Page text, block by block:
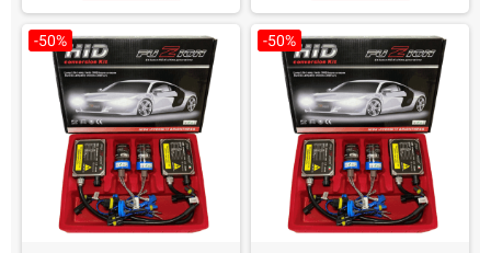
stabilność i
trwałość.Dożywotnia
gwarancja na przetwornice i 2
lata na lampy.
stabilność i
trwałość.Dożywotnia
gwarancja na przetwornice i 2
lata na lampy.
-50% -50%